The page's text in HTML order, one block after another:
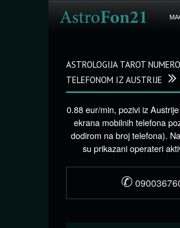
ASTROLOGIJA TAROT
TELEFONOM IZ AUSTRIJE
0.88 eur/min, pozivi iz
ekrana mobilnih telefona
dodirom na broj telefona).
su prikazani operateri
✆